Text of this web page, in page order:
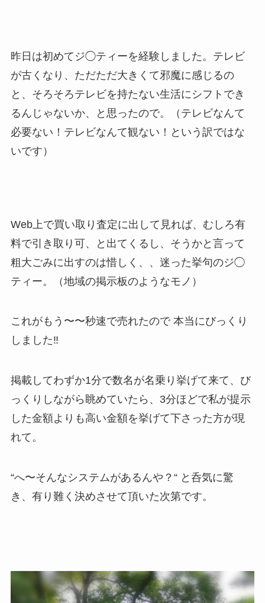
昨日は初めてジ◯ティーを経験しました。テレビ
が古くなり、ただただ大きくて邪魔に感じるの
と、そろそろテレビを持たない生活にシフトでき
るんじゃないか、と思ったので。（テレビなんて
必要ない！テレビなんて観ない！という訳ではな
いです）
Web上で買い取り査定に出して見れば、むしろ有
料で引き取り可、と出てくるし、そうかと言って
粗大ごみに出すのは惜しく、、迷った挙句のジ◯
ティー。（地域の掲示板のようなモノ）
これがもう〜〜秒速で売れたので 本当にびっくり
しました‼️
掲載してわずか1分で数名が名乗り挙げて来て、び
っくりしながら眺めていたら、3分ほどで私が提示
した金額よりも高い金額を挙げて下さった方が現
れて。
“へ〜そんなシステムがあるんや？“ と呑気に驚
き、有り難く決めさせて頂いた次第です。